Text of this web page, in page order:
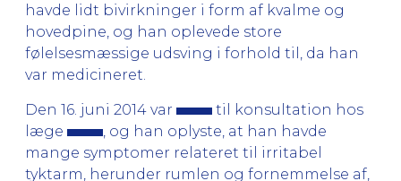
havde lidt bivirkninger i form af kvalme og
hovedpine, og han oplevede store
følelsesmæssige udsving i forhold til, da han
var medicineret.
Den 16. juni 2014 var
til konsultation hos
læge
, og han oplyste, at han havde
mange symptomer relateret til irritabel
tyktarm, herunder rumlen og fornemmelse af,